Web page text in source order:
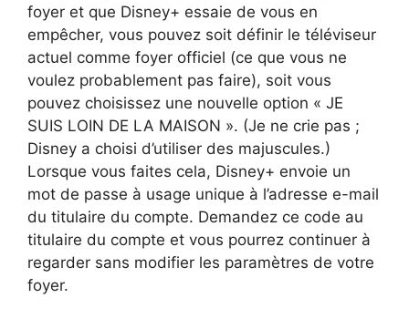
foyer et que Disney+ essaie de vous en
empêcher, vous pouvez soit définir le téléviseur
actuel comme foyer officiel (ce que vous ne
voulez probablement pas faire), soit vous
pouvez choisissez une nouvelle option « JE
SUIS LOIN DE LA MAISON ». (Je ne crie pas ;
Disney a choisi d’utiliser des majuscules.)
Lorsque vous faites cela, Disney+ envoie un
mot de passe à usage unique à l’adresse e-mail
du titulaire du compte. Demandez ce code au
titulaire du compte et vous pourrez continuer à
regarder sans modifier les paramètres de votre
foyer.